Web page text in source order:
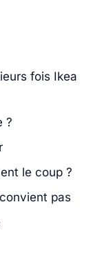
fois Ikea
?
le coup ?
pas